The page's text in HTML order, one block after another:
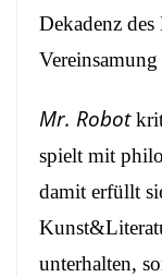
Dekadenz
Mr. Robot
spielt mit
damit erfüllt
unterhalten,